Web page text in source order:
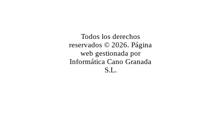
Todos los derechos
reservados © 2026. Página
web gestionada por
Informática Cano Granada
S.L.